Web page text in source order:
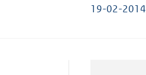
19-02-2014